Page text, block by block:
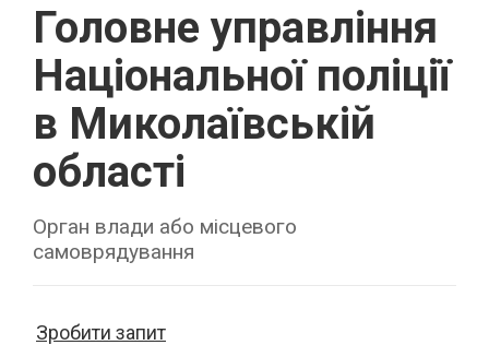
Головне управління
Національної поліції
в Миколаївській
області
Орган влади або місцевого
самоврядування
Зробити запит